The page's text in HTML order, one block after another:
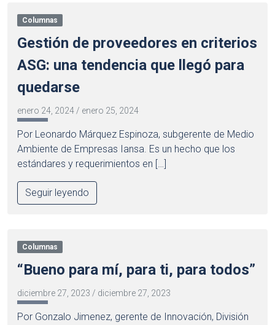
Columnas
Gestión de proveedores en criterios
ASG: una tendencia que llegó para
quedarse
enero 24, 2024 / enero 25, 2024
Por Leonardo Márquez Espinoza, subgerente de Medio
Ambiente de Empresas Iansa. Es un hecho que los
estándares y requerimientos en […]
Seguir leyendo
Columnas
“Bueno para mí, para ti, para todos”
diciembre 27, 2023 / diciembre 27, 2023
Por Gonzalo Jimenez, gerente de Innovación, División